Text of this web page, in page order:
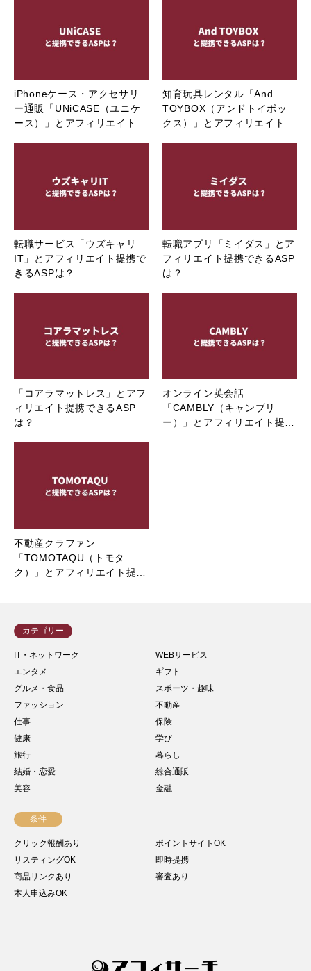
iPhoneケース・アクセサリ
ー通販「UNiCASE（ユニケ
ース）」とアフィリエイト…
知育玩具レンタル「And
TOYBOX（アンドトイボッ
クス）」とアフィリエイト…
転職サービス「ウズキャリ
IT」とアフィリエイト提携で
きるASPは？
転職アプリ「ミイダス」とア
フィリエイト提携できるASP
は？
「コアラマットレス」とアフ
ィリエイト提携できるASP
は？
オンライン英会話
「CAMBLY（キャンブリ
ー）」とアフィリエイト提…
不動産クラファン
「TOMOTAQU（トモタ
ク）」とアフィリエイト提…
カテゴリー
IT・ネットワーク
WEBサービス
エンタメ
ギフト
グルメ・食品
スポーツ・趣味
ファッション
不動産
仕事
保険
健康
学び
旅行
暮らし
結婚・恋愛
総合通販
美容
金融
条件
クリック報酬あり
ポイントサイトOK
リスティングOK
即時提携
商品リンクあり
審査あり
本人申込みOK